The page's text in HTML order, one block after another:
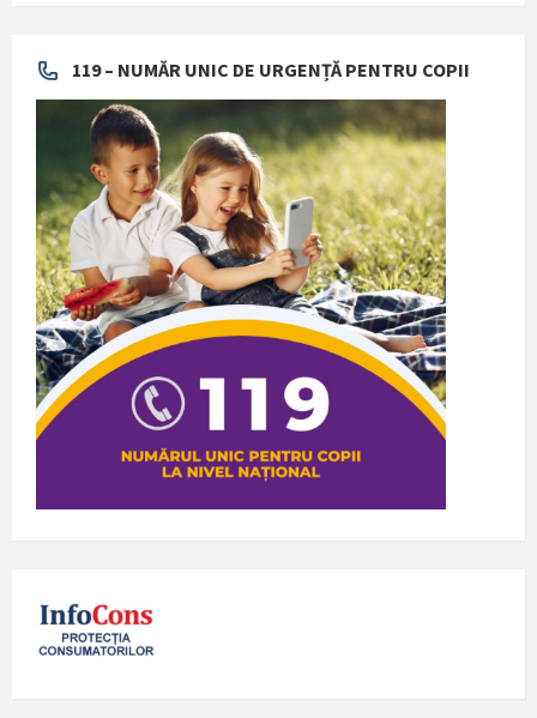
119 – NUMĂR UNIC DE URGENȚĂ PENTRU COPII